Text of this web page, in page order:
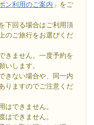
ン利用のご案内 」をご
下回る場合はご利用頂
のご旅行をお選びくだ
きません。一度予約を
いします。
きない場合や、同一内
りますのでご注意くだ
はできません。
はできません。